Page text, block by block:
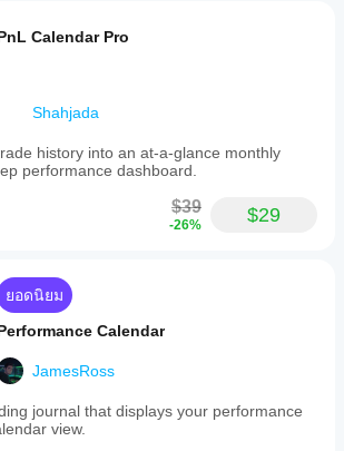
Calendar Pro
Shahjada
history into an at-a-glance monthly
performance dashboard.
$39
-26% $29
ยอดนิยม
Calendar
JamesRoss
journal that displays your performance
view.